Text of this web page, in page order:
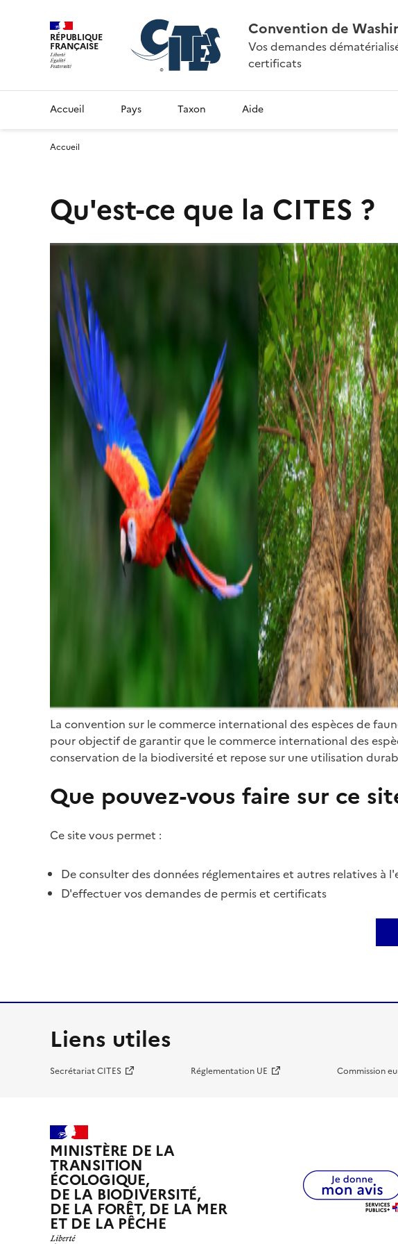
RÉPUBLIQUE
FRANÇAISE
Convention de
Vos demandes
certificats
Accueil Pays Taxon Aide
Accueil
Qu'est-ce que la CITES ?
La convention sur le commerce international des espèces de
pour objectif de garantir que le commerce international des
conservation de la biodiversité et repose sur une utilisation
Que pouvez-vous faire sur ce
Ce site vous permet :
De consulter des données réglementaires et autres relatives à
D'effectuer vos demandes de permis et certificats
Liens utiles
Secrétariat CITES Réglementation UE Commission
MINISTÈRE DE LA
TRANSITION
ÉCOLOGIQUE,
DE LA BIODIVERSITÉ,
DE LA FORÊT, DE LA MER
ET DE LA PÊCHE